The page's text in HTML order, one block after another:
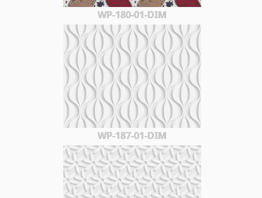
WP-180-01-DIM
WP-187-01-DIM